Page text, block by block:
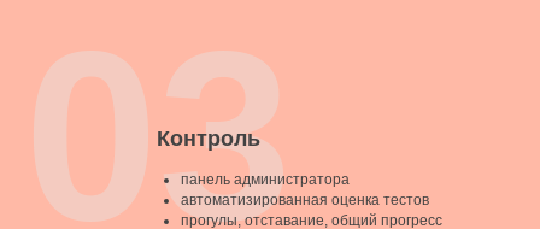
Контроль
панель администратора
автоматизированная оценка тестов
прогулы, отставание, общий прогресс
03